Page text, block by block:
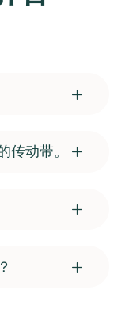
传动带。